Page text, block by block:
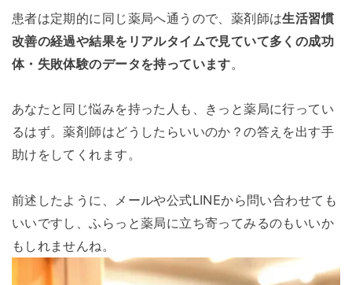
患者は定期的に同じ薬局へ通うので、薬剤師は生活習慣
改善の経過や結果をリアルタイムで見ていて多くの成功
体・失敗体験のデータを持っています。
あなたと同じ悩みを持った人も、きっと薬局に行ってい
るはず。薬剤師はどうしたらいいのか？の答えを出す手
助けをしてくれます。
前述したように、メールや公式LINEから問い合わせても
いいですし、ふらっと薬局に立ち寄ってみるのもいいか
もしれませんね。